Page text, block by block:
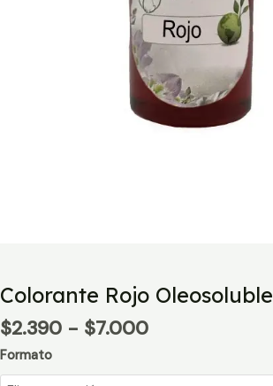
Colorante Rojo Oleosoluble
$2.390 - $7.000Rango
precios:
Formato